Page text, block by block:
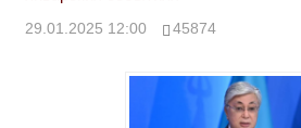
29.01.2025 12:00 45874